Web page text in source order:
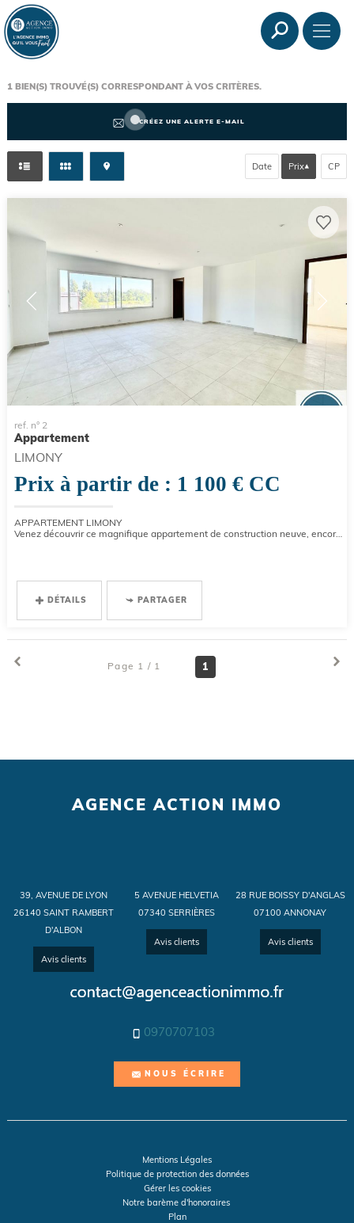
1BIEN(S) TROUVÉ(S) CORRESPONDANT À VOS CRITÈRES.
CRÉEZ UNE ALERTE E-MAIL
Date Prix CP
ref. n° 2
Appartement
LIMONY
Prix à partir de : 1 100 € CC
APPARTEMENT LIMONY
Venez découvrir ce magnifique appartement de construction neuve, encore jamais occupé, offrant des prestations modernes...
DÉTAILS PARTAGER
Page 1 / 1 1
AGENCE ACTION IMMO
39, AVENUE DE LYON
26140 SAINT RAMBERT
D'ALBON
Avis clients
5 AVENUE HELVETIA
07340 SERRIÈRES
Avis clients
28 RUE BOISSY D'ANGLAS
07100 ANNONAY
Avis clients
0970707103
NOUS ÉCRIRE
Mentions Légales
Politique de protection des données
Gérer les cookies
Notre barème d'honoraires
Plan